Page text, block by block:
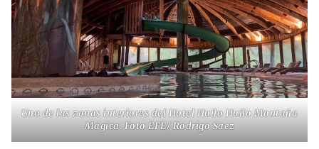
Una de las zonas interiores del Hotel Huilo Huilo Montaña
Mágica. Foto EFE/ Rodrigo Saez